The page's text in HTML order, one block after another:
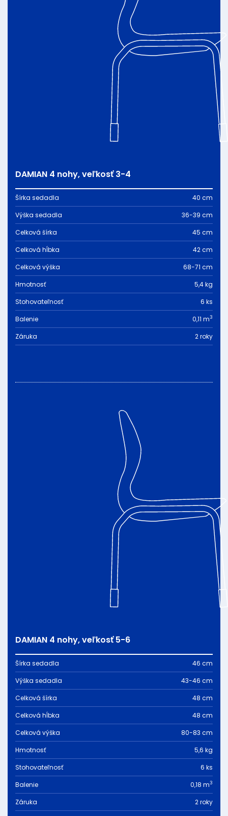
DAMIAN 4 nohy, veľkosť 3-4
Šírka sedadla
40 cm
Výška sedadla
36-39 cm
Celková šírka
45 cm
Celková hĺbka
42 cm
Celková výška
68-71 cm
Hmotnosť
5,4 kg
Stohovateľnosť
6 ks
Balenie
0,11 m3
Záruka 2 roky
DAMIAN 4 nohy, veľkosť 5-6
Šírka sedadla
46 cm
Výška sedadla
43-46 cm
Celková šírka
48 cm
Celková hĺbka
48 cm
Celková výška
80-83 cm
Hmotnosť
5,6 kg
Stohovateľnosť
6 ks
Balenie
0,18 m3
Záruka 2 roky